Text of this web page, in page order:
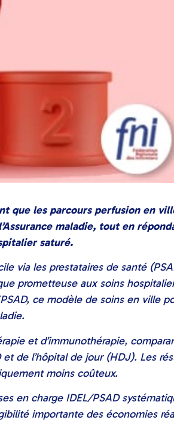
que les parcours perfusion en
maladie, tout en
saturé.
via les prestataires de santé
prometteuse aux soins
ce modèle de soins en ville
et d’immunothérapie,
de l’hôpital de jour (HDJ). Les
moins coûteux.
en charge IDEL/PSAD
importante des économies